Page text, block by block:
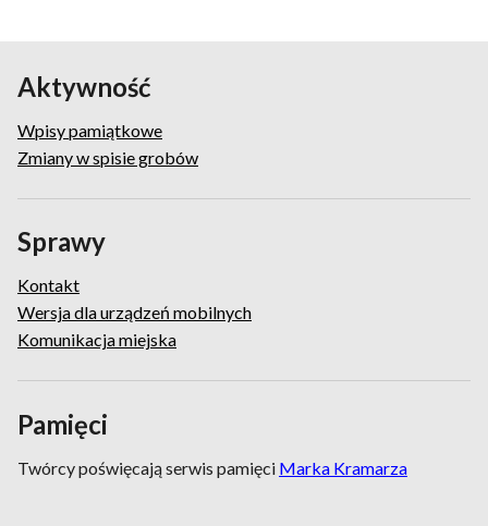
Aktywność
Wpisy pamiątkowe
Zmiany w spisie grobów
Sprawy
Kontakt
Wersja dla urządzeń mobilnych
Komunikacja miejska
Pamięci
Twórcy poświęcają serwis pamięci Marka Kramarza